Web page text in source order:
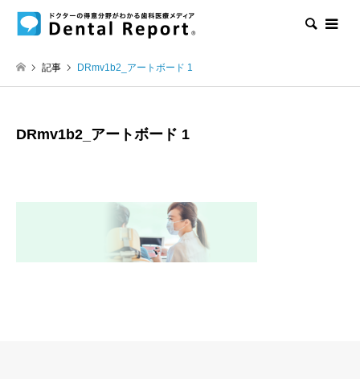
検索
記事 DRmv1b2_アートボード 1
DRmv1b2_アートボード 1